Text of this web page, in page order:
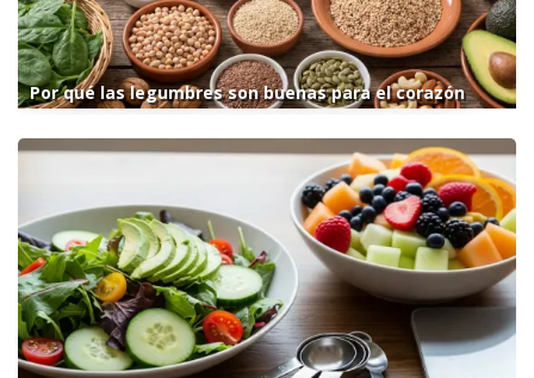
Por qué las legumbres son buenas para el corazón